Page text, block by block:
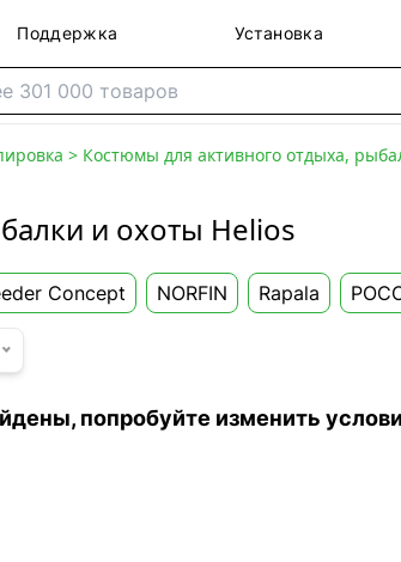
Поддержка Установка
> Костюмы для активного отдыха,
и охоты Helios
Concept NORFIN Rapala
попробуйте изменить